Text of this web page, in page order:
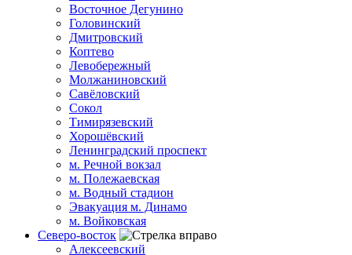
Восточное Дегунино
Головинский
Дмитровский
Коптево
Левобережный
Молжаниновский
Савёловский
Сокол
Тимирязевский
Хорошёвский
Ленинградский проспект
м. Речной вокзал
м. Полежаевская
м. Водный стадион
Эвакуация м. Динамо
м. Войковская
Северо-восток
Алексеевский